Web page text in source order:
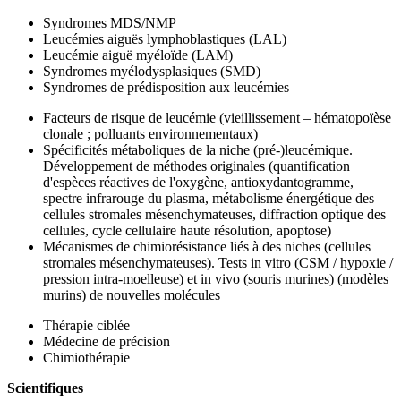
Syndromes MDS/NMP
Leucémies aiguës lymphoblastiques (LAL)
Leucémie aiguë myéloïde (LAM)
Syndromes myélodysplasiques (SMD)
Syndromes de prédisposition aux leucémies
Facteurs de risque de leucémie (vieillissement – hématopoïèse
clonale ; polluants environnementaux)
Spécificités métaboliques de la niche (pré-)leucémique.
Développement de méthodes originales (quantification
d'espèces réactives de l'oxygène, antioxydantogramme,
spectre infrarouge du plasma, métabolisme énergétique des
cellules stromales mésenchymateuses, diffraction optique des
cellules, cycle cellulaire haute résolution, apoptose)
Mécanismes de chimiorésistance liés à des niches (cellules
stromales mésenchymateuses). Tests in vitro (CSM / hypoxie /
pression intra-moelleuse) et in vivo (souris murines) (modèles
murins) de nouvelles molécules
Thérapie ciblée
Médecine de précision
Chimiothérapie
Scientifiques